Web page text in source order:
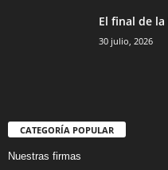
El final de la
30 julio, 2026
CATEGORÍA POPULAR
Nuestras firmas